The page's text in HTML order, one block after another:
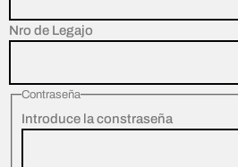
Nro de Legajo
Contraseña
Introduce la constraseña